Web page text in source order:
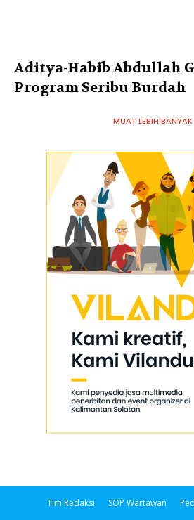
Aditya-Habib Abdullah
Program Seribu Burdah
MUAT LEBIH BANYAK
Tim Redaksi SOP Wartawan